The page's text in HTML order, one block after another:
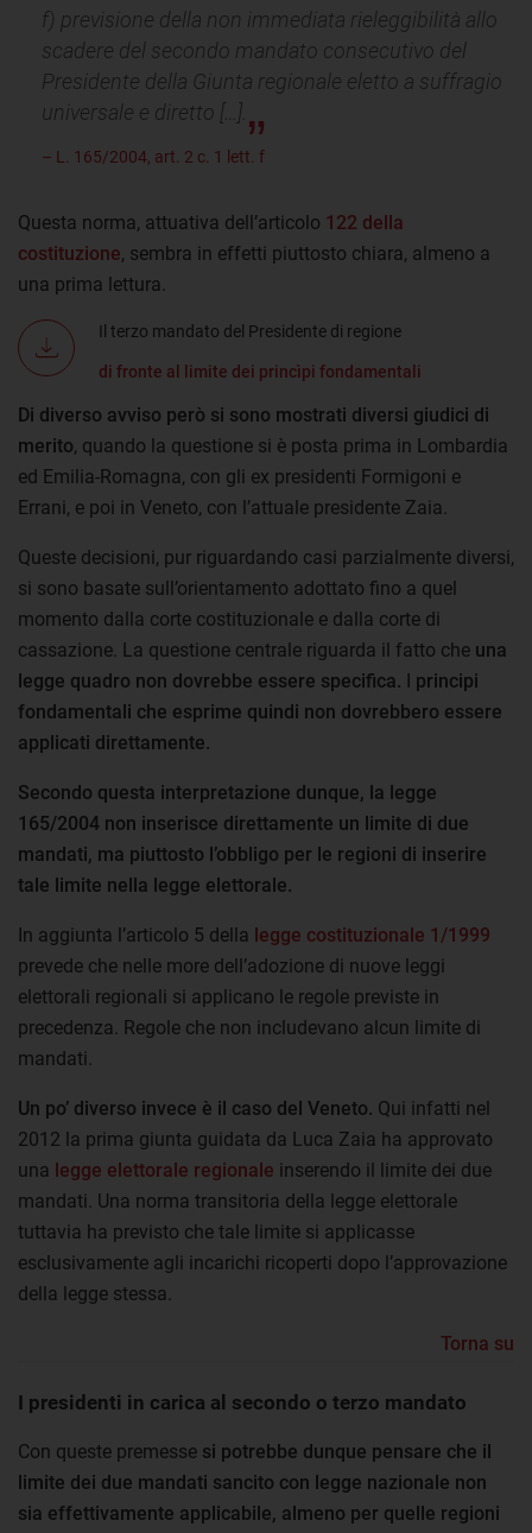
f) previsione della non immediata rieleggibilità allo
scadere del secondo mandato consecutivo del
Presidente della Giunta regionale eletto a suffragio
universale e diretto […].
– L. 165/2004, art. 2 c. 1 lett. f
Questa norma, attuativa dell’articolo 122 della
costituzione, sembra in effetti piuttosto chiara, almeno a
una prima lettura.
Il terzo mandato del Presidente di regione
di fronte al limite dei princìpi fondamentali
Di diverso avviso però si sono mostrati diversi giudici di
merito, quando la questione si è posta prima in Lombardia
ed Emilia-Romagna, con gli ex presidenti Formigoni e
Errani, e poi in Veneto, con l’attuale presidente Zaia.
Queste decisioni, pur riguardando casi parzialmente diversi,
si sono basate sull’orientamento adottato fino a quel
momento dalla corte costituzionale e dalla corte di
cassazione. La questione centrale riguarda il fatto che una
legge quadro non dovrebbe essere specifica. I principi
fondamentali che esprime quindi non dovrebbero essere
applicati direttamente.
Secondo questa interpretazione dunque, la legge
165/2004 non inserisce direttamente un limite di due
mandati, ma piuttosto l’obbligo per le regioni di inserire
tale limite nella legge elettorale.
In aggiunta l’articolo 5 della legge costituzionale 1/1999
prevede che nelle more dell’adozione di nuove leggi
elettorali regionali si applicano le regole previste in
precedenza. Regole che non includevano alcun limite di
mandati.
Un po’ diverso invece è il caso del Veneto. Qui infatti nel
2012 la prima giunta guidata da Luca Zaia ha approvato
una legge elettorale regionale inserendo il limite dei due
mandati. Una norma transitoria della legge elettorale
tuttavia ha previsto che tale limite si applicasse
esclusivamente agli incarichi ricoperti dopo l’approvazione
della legge stessa.
Torna su
I presidenti in carica al secondo o terzo mandato
Con queste premesse si potrebbe dunque pensare che il
limite dei due mandati sancito con legge nazionale non
sia effettivamente applicabile, almeno per quelle regioni